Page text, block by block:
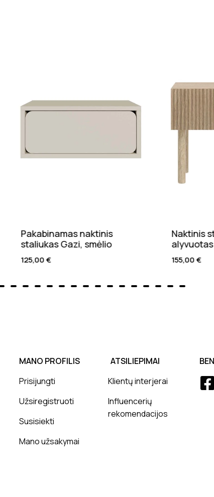
Naktinis staliukas Nolti,
alyvuotas ąžuolas
155,00
MANO PROFILIS
Prisijungti
Užsiregistruoti
Susisiekti
Mano užsakymai
ATSILIEPIMAI
Klientų interjerai
Influencerių
rekomendacijos